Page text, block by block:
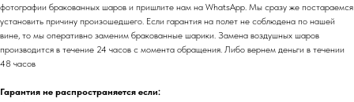
фотографии бракованных шаров и пришлите нам на WhatsApp. Мы сразу же постараемся
установить причину произошедшего. Если гарантия на полет не соблюдена по нашей
вине, то мы оперативно заменим бракованные шарики. Замена воздушных шаров
производится в течение 24 часов с момента обращения. Либо вернем деньги в течении
48 часов
Гарантия не распространяется если: